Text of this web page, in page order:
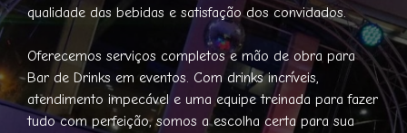
qualidade das bebidas e satisfação dos convidados.
Oferecemos serviços completos e mão de obra para
Bar de Drinks em eventos. Com drinks incríveis,
atendimento impecável e uma equipe treinada para fazer
tudo com perfeição, somos a escolha certa para sua